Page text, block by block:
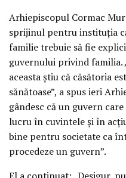
Arhiepiscopul Cormac
sprijinul pentru instituţia
familie trebuie să fie
guvernului privind familia.
aceasta ştiu că căsătoria
sănătoase”, a spus ieri
gândesc că un guvern
lucru în cuvintele şi în
bine pentru societate ca
procedeze un guvern”.